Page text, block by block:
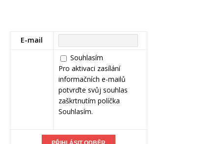
E-mail
Souhlasím
Pro aktivaci zasílání
informačních e-mailů
potvrďte svůj souhlas
zaškrtnutím políčka
Souhlasím.